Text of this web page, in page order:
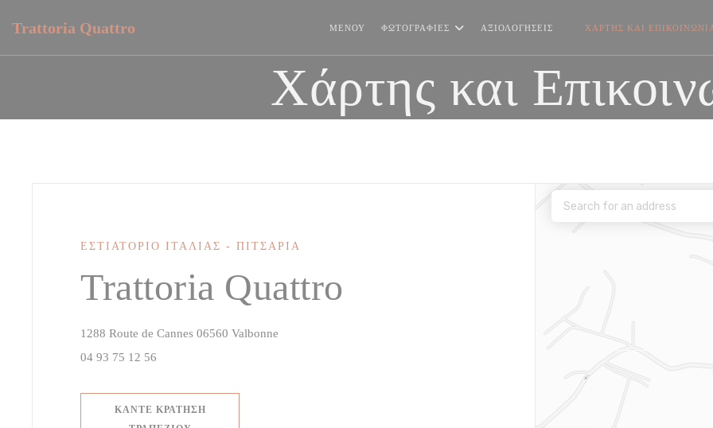
Trattoria Quattro ΜΕΝΟΎ ΦΩΤΟΓΡΑΦΊΕΣ
ΑΞΙΟΛΟΓΉΣΕΙΣ
ΧΆΡΤΗΣ ΚΑΙ
Χάρτης και
ΕΣΤΙΑΤΌΡΙΟ ΙΤΑΛΊΑΣ - ΠΙΤΣΑΡΊΑ
Trattoria Quattro
1288 Route de Cannes 06560 Valbonne
04 93 75 12 56
ΚΆΝΤΕ ΚΡΆΤΗΣΗ